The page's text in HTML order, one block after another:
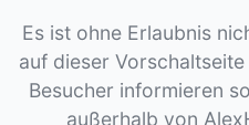
Es ist ohne Erlaubnis
auf dieser
Besucher informieren
außerhalb von